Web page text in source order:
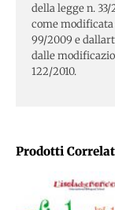
Prodotti
della legge n.
come modificata
99/2009 e
dalle
122/2010.